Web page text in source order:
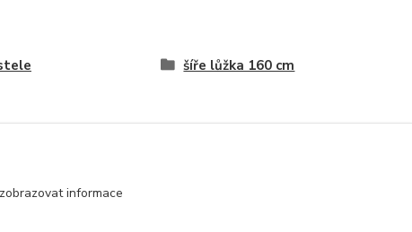
šíře lůžka 160 cm
informace